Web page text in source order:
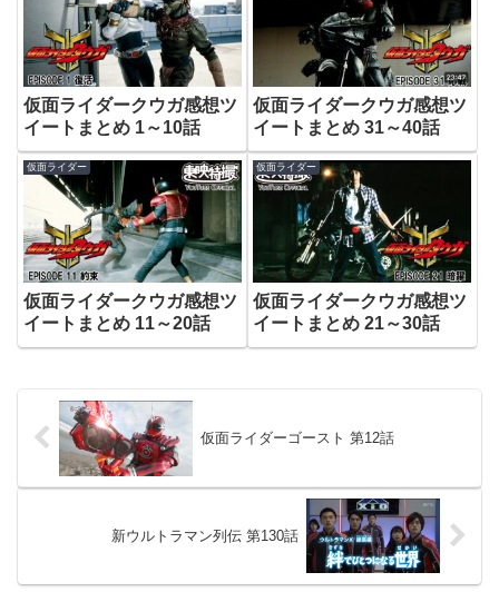
仮面ライダークウガ感想ツ
イートまとめ 1～10話
仮面ライダークウガ感想ツ
イートまとめ 31～40話
仮面ライダー
仮面ライダークウガ感想ツ
イートまとめ 11～20話
仮面ライダー
仮面ライダークウガ感想ツ
イートまとめ 21～30話
仮面ライダーゴースト 第12話
新ウルトラマン列伝 第130話